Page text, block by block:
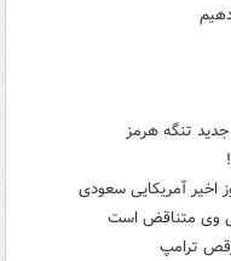
تنگه هرمز
اخیر آمریکایی سعودی
وی متناقض است
ترامپ